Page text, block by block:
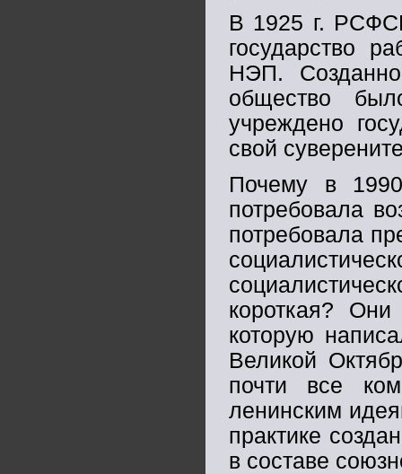
В 1925 г.
государство
НЭП.
общество
учреждено
свой
Почему в
потребовала
потребовала
короткая?
которую
Великой
почти все
ленинским
практике
в составе